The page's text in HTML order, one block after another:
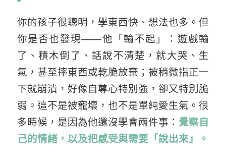
你的孩子很聰明，學東西快、想法也多。但
你是否也發現——他「輸不起」：遊戲輸
了、積木倒了、話說不清楚，就大哭、生
氣，甚至摔東西或乾脆放棄；被稍微指正一
下就崩潰，好像自尊心特別強，卻又特別脆
弱。這不是被寵壞，也不是單純愛生氣。很
多時候，是因為他還沒學會兩件事： 覺察自
己的情緒，以及把感受與需要「說出來」。